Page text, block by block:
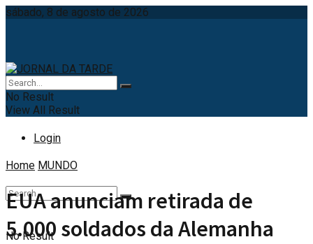
sábado, 8 de agosto de 2026
Login
No Result
No Result
View All Result
Home MUNDO
EUA anunciam retirada de
5.000 soldados da Alemanha